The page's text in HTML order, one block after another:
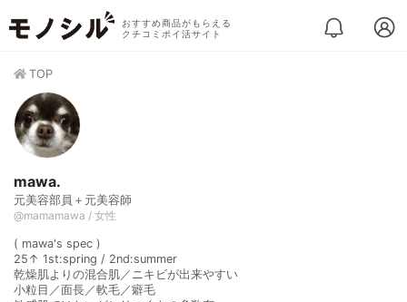
おすすめ商品がもらえる
クチコミポイ活サイト
TOP
mawa.
元美容部員＋元美容師
@mamamawa / 女性
( mawa's spec )
25↑ 1st:spring / 2nd:summer
乾燥肌よりの混合肌／ニキビが出来やすい
小粒目／面長／軟毛／癖毛